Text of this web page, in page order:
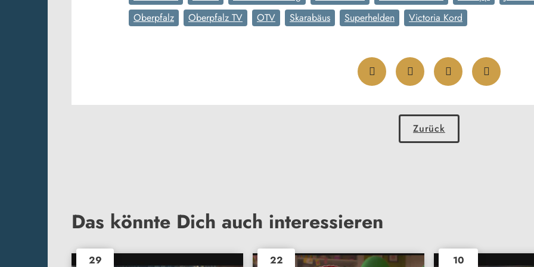
Oberpfalz
Oberpfalz TV OTV Skarabäus Superhelden Victoria Kord
Zurück
Das könnte Dich auch interessieren
29 22 10